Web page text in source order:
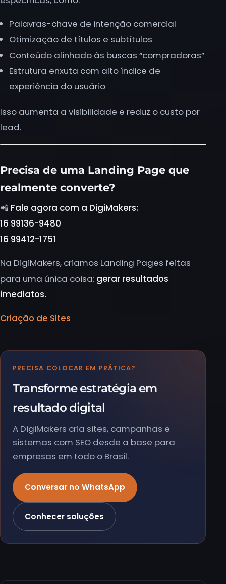
Palavras-chave de intenção comercial
Otimização de títulos e subtítulos
Conteúdo alinhado às buscas “compradoras”
Estrutura enxuta com alto índice de
experiência do usuário
Isso aumenta a visibilidade e reduz o custo por
lead.
Precisa de uma Landing Page que
realmente converte?
📲 Fale agora com a DigiMakers:
16 99136-9480
16 99412-1751
Na DigiMakers, criamos Landing Pages feitas
para uma única coisa: gerar resultados
imediatos.
Criação de Sites
PRECISA COLOCAR EM PRÁTICA?
Transforme estratégia em
resultado digital
A DigiMakers cria sites, campanhas e
sistemas com SEO desde a base para
empresas em todo o Brasil.
Conversar no WhatsApp
Conhecer soluções